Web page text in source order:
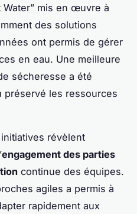
Water” mis en œuvre à
des solutions
ont permis de gérer
en eau. Une meilleure
sécheresse a été
préservé les ressources
révèlent
engagement des parties
continue des équipes.
agiles a permis à
rapidement aux